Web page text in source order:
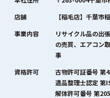
店舗
【稲毛店】千葉市
事業内容
リサイクル品の出
の売買、エアコン
事
資格許可
古物許可証番号 第
遺品整理士認定 第
解体許可番号 第